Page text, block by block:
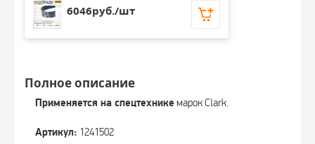
6046руб./шт
Полное описание
Применяется на спецтехнике марок Clark.
Артикул: 1241502